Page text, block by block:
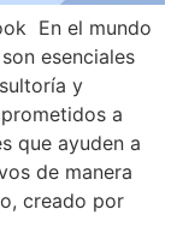
En el mundo
esenciales
y
a
que ayuden a
de manera
creado por